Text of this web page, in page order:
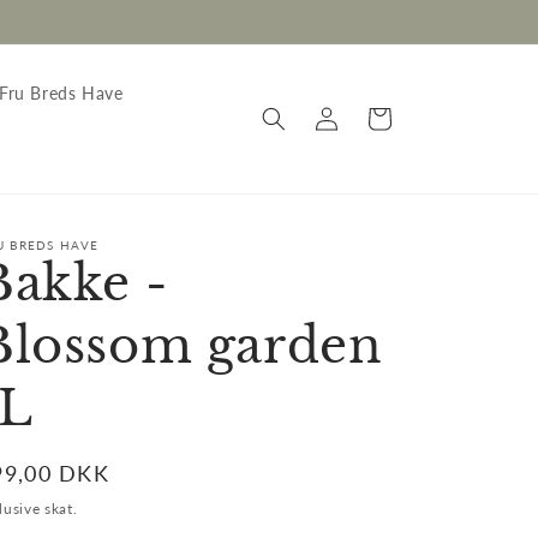
Breds Have
Log
ind
Indkøbskurv
BREDS HAVE
-
garden
DKK
skat.